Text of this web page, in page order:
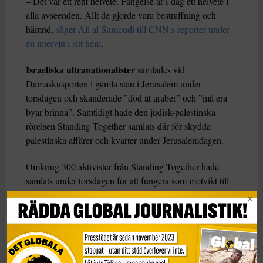
alla avseenden. Allt de gjorde vara bestraffning och
hämnd, säger Ali al-Samoudi till CNN:s reporter under
en intervju i sitt hem.
Israeliska ultranationalister samlades vid
Damaskusporten i gamla stan i Jerusalem under
torsdagen och skanderade ”död åt araber” och ”må era
byar brinna”. Samtidigt hade den judisk-palestinska
rörelsen Standing Together samlats där för skydda
palestinska affärer och kvarter under Jerusalemdagen.
Omkring 300 aktivister från Standing Together hade
samlats under torsdagen för att fungera som motvikt till
flaggmarschen under Jerusalemdagen och de rasistiska
slagord som brukar skanderas mot den palestinska
befolkningen.
Standing Together delade ut blommor, och hälsade